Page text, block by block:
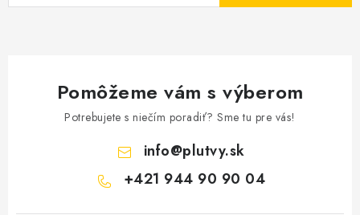
Pomôžeme vám s výberom
Potrebujete s niečím poradiť? Sme tu pre vás!
info@plutvy.sk
+421 944 90 90 04